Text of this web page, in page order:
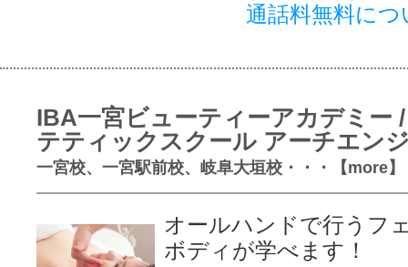
通話料無料につ
IBA一宮ビューティーアカデミー
テティックスクール アーチエン
一宮校、一宮駅前校、岐阜大垣校・・・【more】
オールハンドで行うフ
ボディが学べます！